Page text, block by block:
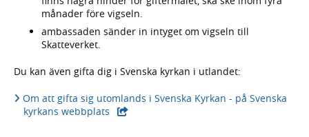
månader före vigseln.
ambassaden sänder in intyget om vigseln till
Skatteverket.
Du kan även gifta dig i Svenska kyrkan i utlandet:
Om att gifta sig utomlands i Svenska Kyrkan - på Svenska
kyrkans webbplats